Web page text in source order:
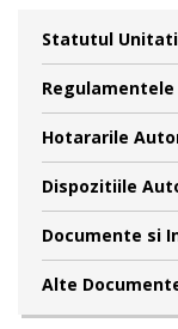
Statutul
Hotararile
Dispozitiile
Documente si
Alte